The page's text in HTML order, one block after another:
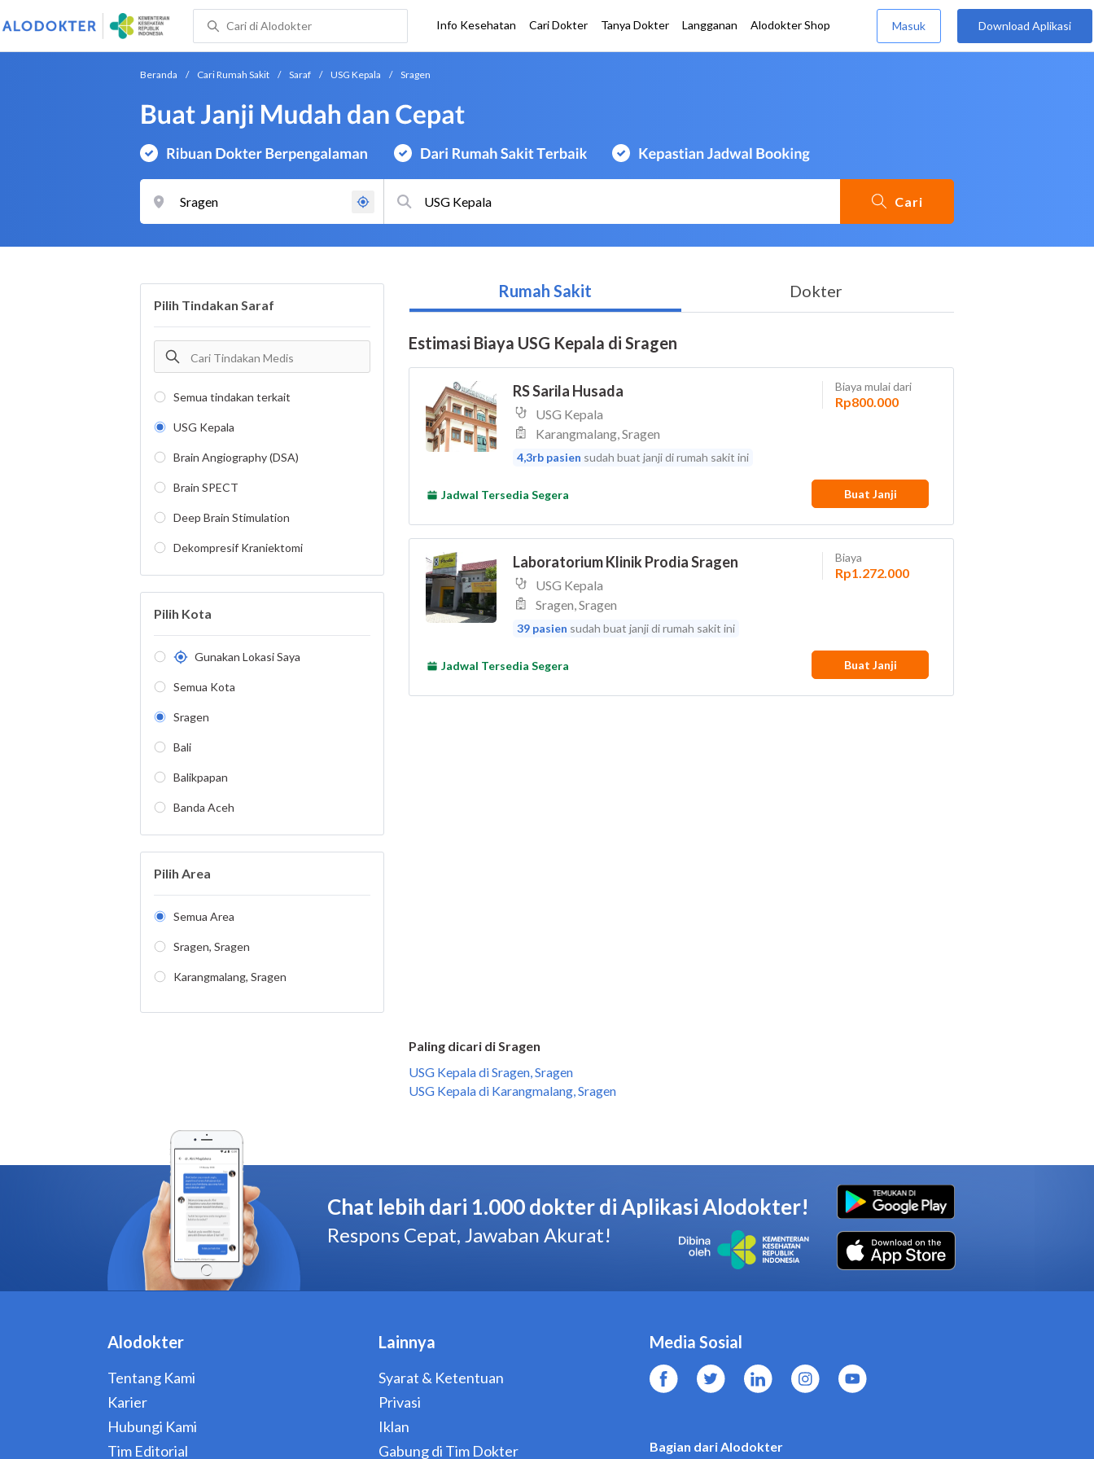
Paling dicari di Sragen
USG Kepala di Sragen, Sragen
USG Kepala di Karangmalang, Sragen